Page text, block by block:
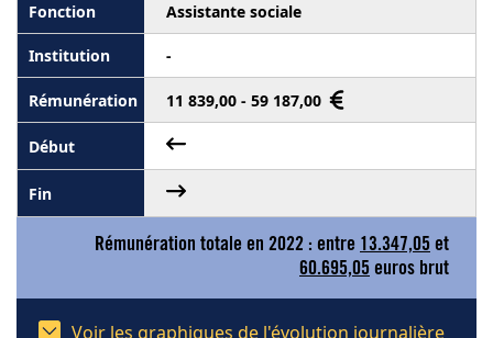
Assistante sociale
-
11 839,00 - 59 187,00
Rémunération totale en 2022 : entre 13.347,05 et
60.695,05 euros brut
Voir les graphiques de l'évolution journalière